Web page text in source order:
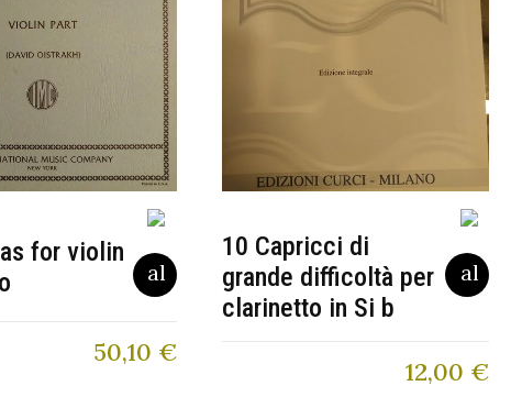
for violin
50,10 €
10 Capricci di
grande difficoltà per
clarinetto in Si b
12,00 €